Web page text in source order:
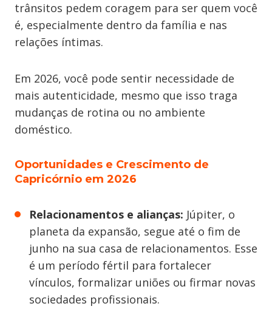
trânsitos pedem coragem para ser quem você
é, especialmente dentro da família e nas
relações íntimas.
Em 2026, você pode sentir necessidade de
mais autenticidade, mesmo que isso traga
mudanças de rotina ou no ambiente
doméstico.
Oportunidades e Crescimento de
Capricórnio em 2026
Relacionamentos e alianças: Júpiter, o
planeta da expansão, segue até o fim de
junho na sua casa de relacionamentos. Esse
é um período fértil para fortalecer
vínculos, formalizar uniões ou firmar novas
sociedades profissionais.